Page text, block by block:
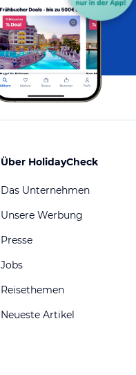
Über HolidayCheck
Das Unternehmen
Unsere Werbung
Presse
Jobs
Reisethemen
Neueste Artikel